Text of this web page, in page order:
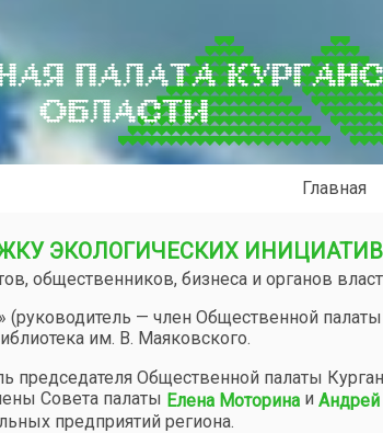
ПАЛАТА
ОБЛАСТИ
Главная
ЭКОЛОГИЧЕСКИХ ИНИЦИАТИВ
общественников, бизнеса и органов
— член Общественной палаты
им. В. Маяковского.
председателя Общественной палаты
Совета палаты Елена Моторина и Андрей
предприятий региона.